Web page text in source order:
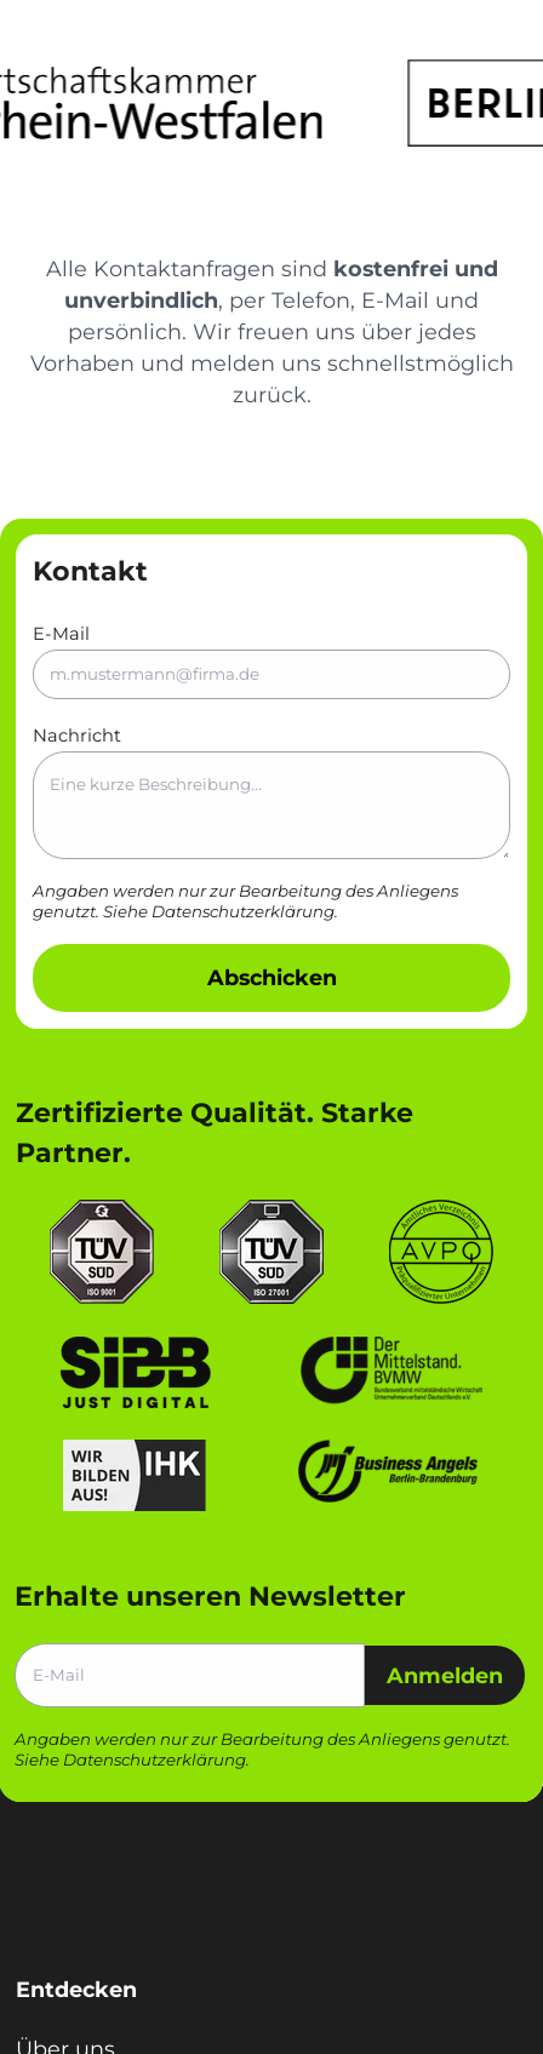
Alle Kontaktanfragen sind kostenfrei und
unverbindlich, per Telefon, E-Mail und
persönlich. Wir freuen uns über jedes
Vorhaben und melden uns schnellstmöglich
zurück.
Kontakt
E-Mail
Nachricht
Angaben werden nur zur Bearbeitung des Anliegens
genutzt. Siehe Datenschutzerklärung.
Abschicken
Zertifizierte Qualität. Starke
Partner.
Erhalte unseren Newsletter
Anmelden
Angaben werden nur zur Bearbeitung des Anliegens genutzt.
Siehe Datenschutzerklärung.
Entdecken
Über uns